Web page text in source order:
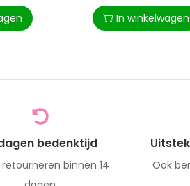
In winkelwagen
bedenktijd
binnen 14
Ook